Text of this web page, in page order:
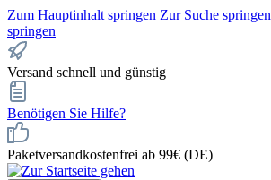
Zum Hauptinhalt springen Zur Suche springen
springen
Versand schnell und günstig
Benötigen Sie Hilfe?
Paketversandkostenfrei ab 99€ (DE)